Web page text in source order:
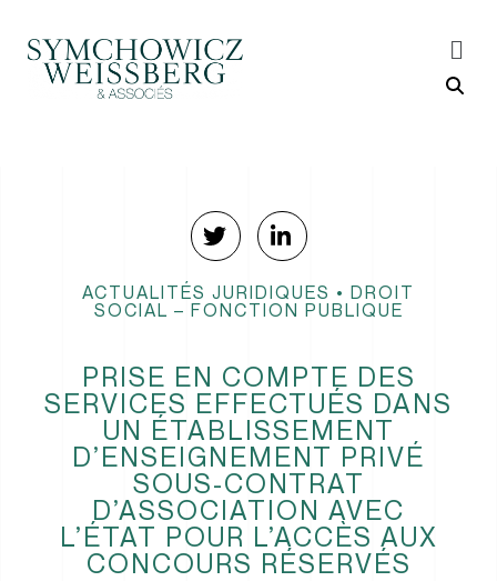
ACTUALITÉS JURIDIQUES • DROIT
SOCIAL – FONCTION PUBLIQUE
PRISE EN COMPTE DES
SERVICES EFFECTUÉS DANS
UN ÉTABLISSEMENT
D’ENSEIGNEMENT PRIVÉ
SOUS-CONTRAT
D’ASSOCIATION AVEC
L’ÉTAT POUR L’ACCÈS AUX
CONCOURS RÉSERVÉS